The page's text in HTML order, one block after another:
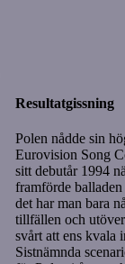
Resultatgissning
Polen nådde sin
Eurovision Song
sitt debutår 1994
framförde balladen
det har man bara
tillfällen och
svårt att ens kvala
Sistnämnda